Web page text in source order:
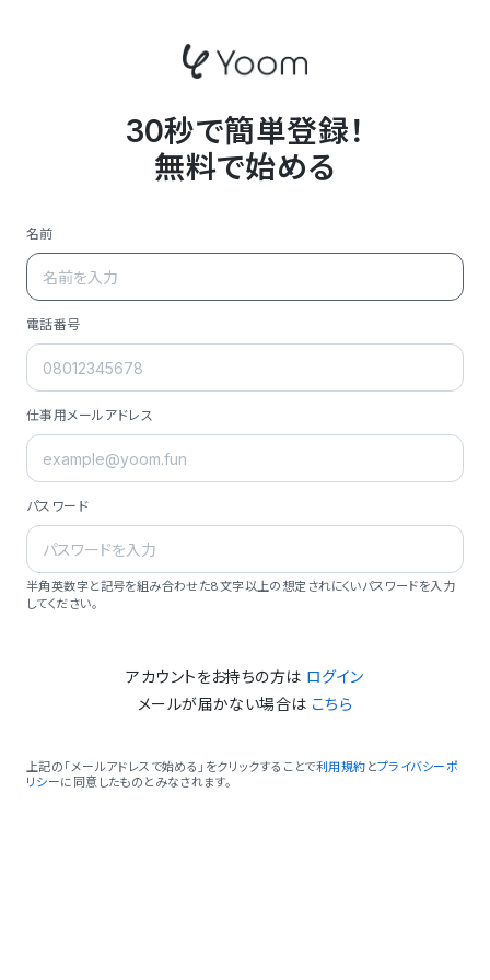
30秒で簡単登録！
無料で始める
名前
電話番号
仕事用メールアドレス
パスワード
半角英数字と記号を組み合わせた8文字以上の想定されにくいパスワードを入力
してください。
アカウントをお持ちの方は ログイン
メールが届かない場合は こちら
上記の「メールアドレスで始める」をクリックすることで利用規約 とプライバシーポ
リシーに同意したものとみなされます。